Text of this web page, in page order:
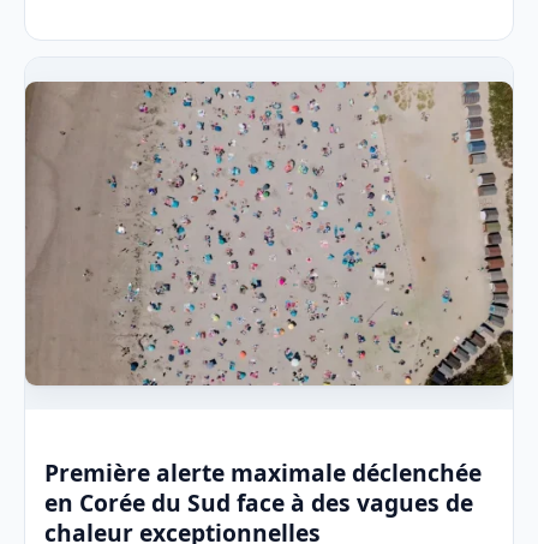
Première alerte maximale déclenchée
en Corée du Sud face à des vagues de
chaleur exceptionnelles